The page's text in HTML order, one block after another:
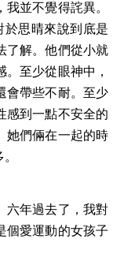
並不覺得詫異。
於思晴來說到底是
了解。他們從小就
至少從眼神中，
會帶些不耐。至少
感到一點不安全的
她們倆在一起的時
六年過去了，我對
個愛運動的女孩子